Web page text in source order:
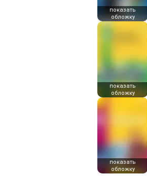
показать
обложку
показать
обложку
показать
обложку